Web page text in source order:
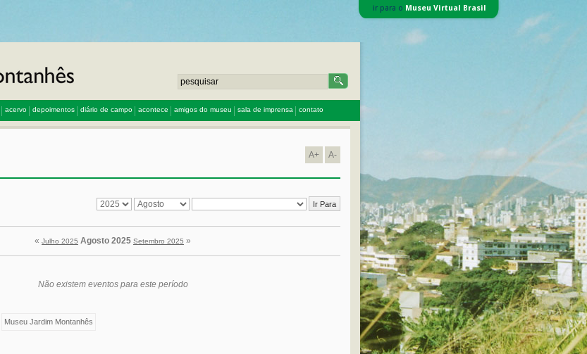
ir para o Museu Virtual Brasil
acervo depoimentos diário de campo acontece amigos do museu sala de imprensa contato
A+ A-
« Julho 2025 Agosto 2025 Setembro 2025 »
Não existem eventos para este período
Museu Jardim Montanhês